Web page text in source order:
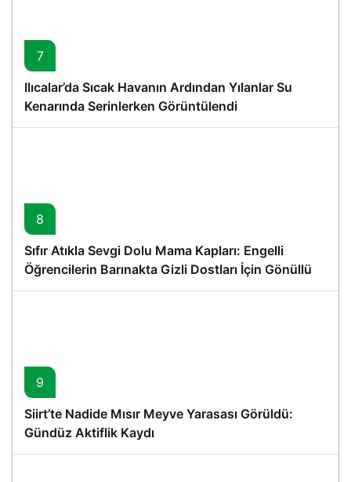
7
Ilıcalar’da Sıcak Havanın Ardından Yılanlar Su
Kenarında Serinlerken Görüntülendi
8
Sıfır Atıkla Sevgi Dolu Mama Kapları: Engelli
Öğrencilerin Barınakta Gizli Dostları İçin Gönüllü
Proje
9
Siirt’te Nadide Mısır Meyve Yarasası Görüldü:
Gündüz Aktiflik Kaydı